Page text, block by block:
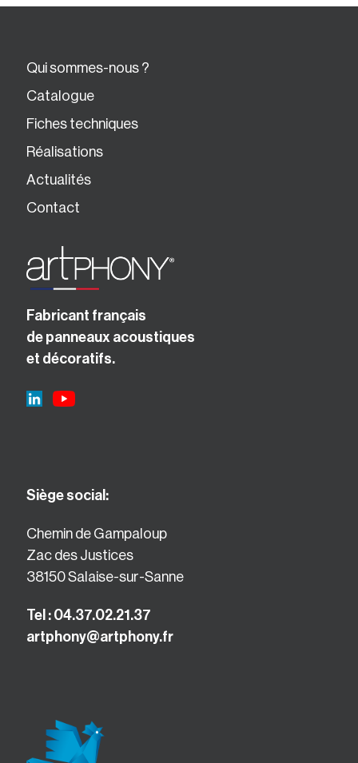
Qui sommes-nous ?
Catalogue
Fiches techniques
Réalisations
Actualités
Contact
Fabricant français
de panneaux acoustiques
et décoratifs.
Siège social:
Chemin de Gampaloup
Zac des Justices
38150 Salaise-sur-Sanne
Tel : 04.37.02.21.37
artphony@artphony.fr